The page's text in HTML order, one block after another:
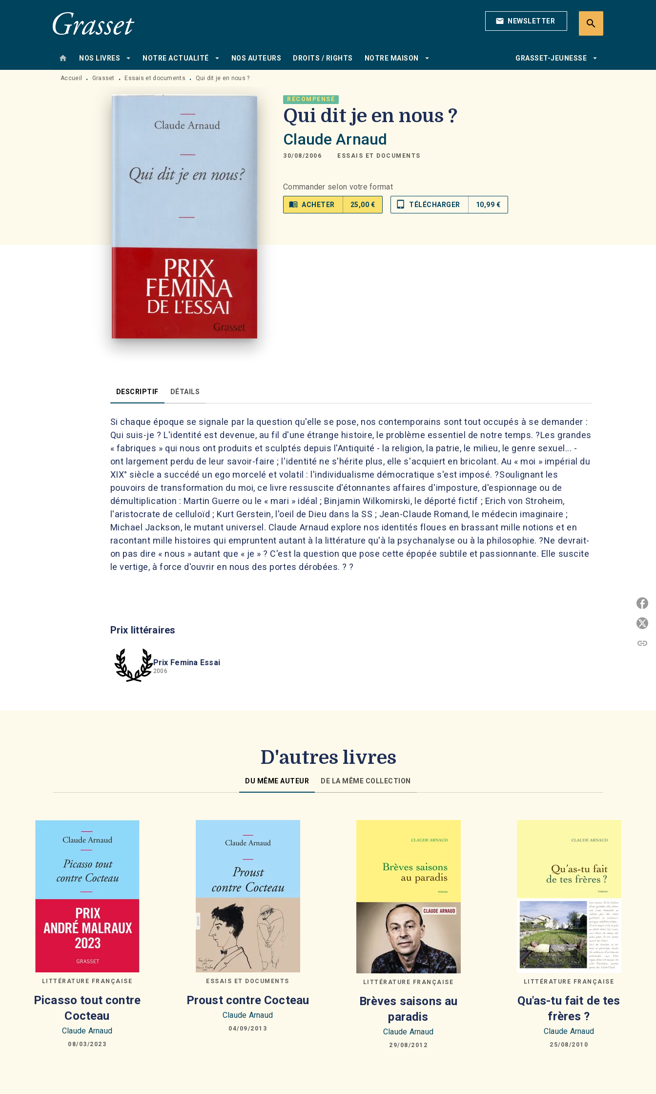
MENU RECHERCHE mail NEWSLETTER search
home NOS LIVRES arrow_drop_down NOTRE ACTUALITÉ arrow_drop_down NOS AUTEURS DROITS / RIGHTS NOTRE MAISON arrow_drop_down GRASSET-JEUNESSE arrow_drop_down
Accueil • Grasset • Essais et documents • Qui dit je en nous ?
RÉCOMPENSÉ
Qui dit je en nous ?
Claude Arnaud
30/08/2006 ESSAIS ET DOCUMENTS
Commander selon votre format
menu_book ACHETER 25,00 € tablet_mac TÉLÉCHARGER 10,99 €
DESCRIPTIF DÉTAILS
Si chaque époque se signale par la question qu'elle se pose, nos contemporains sont tout occupés à se demander :
Qui suis-je ? L'identité est devenue, au fil d'une étrange histoire, le problème essentiel de notre temps. ?Les grandes
« fabriques » qui nous ont produits et sculptés depuis l'Antiquité - la religion, la patrie, le milieu, le genre sexuel... -
ont largement perdu de leur savoir-faire ; l'identité ne s'hérite plus, elle s'acquiert en bricolant. Au « moi » impérial du
XIX° siècle a succédé un ego morcelé et volatil : l'individualisme démocratique s'est imposé. ?Soulignant les
pouvoirs de transformation du moi, ce livre ressuscite d'étonnantes affaires d'imposture, d'espionnage ou de
démultiplication : Martin Guerre ou le « mari » idéal ; Binjamin Wilkomirski, le déporté fictif ; Erich von Stroheim,
l'aristocrate de celluloïd ; Kurt Gerstein, l'oeil de Dieu dans la SS ; Jean-Claude Romand, le médecin imaginaire ;
Michael Jackson, le mutant universel. Claude Arnaud explore nos identités floues en brassant mille notions et en
racontant mille histoires qui empruntent autant à la littérature qu'à la psychanalyse ou à la philosophie. ?Ne devrait-
on pas dire « nous » autant que « je » ? C'est la question que pose cette épopée subtile et passionnante. Elle suscite
le vertige, à force d'ouvrir en nous des portes dérobées. ? ?
Prix littéraires
Prix Femina Essai
2006
D'autres livres
DU MÊME AUTEUR DE LA MÊME COLLECTION
LITTÉRATURE FRANÇAISE
Picasso tout contre
Cocteau
Claude Arnaud
08/03/2023
ESSAIS ET DOCUMENTS
Proust contre Cocteau
Claude Arnaud
04/09/2013
LITTÉRATURE FRANÇAISE
Brèves saisons au
paradis
Claude Arnaud
29/08/2012
LITTÉRATURE FRANÇAISE
Qu'as-tu fait de tes
frères ?
Claude Arnaud
25/08/2010
link